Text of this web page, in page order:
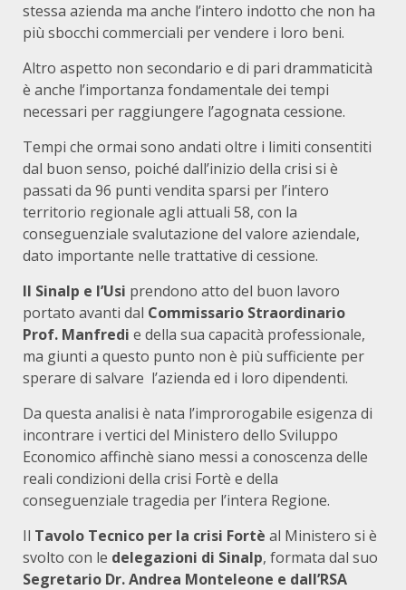
stessa azienda ma anche l’intero indotto che non ha
più sbocchi commerciali per vendere i loro beni.
Altro aspetto non secondario e di pari drammaticità
è anche l’importanza fondamentale dei tempi
necessari per raggiungere l’agognata cessione.
Tempi che ormai sono andati oltre i limiti consentiti
dal buon senso, poiché dall’inizio della crisi si è
passati da 96 punti vendita sparsi per l’intero
territorio regionale agli attuali 58, con la
conseguenziale svalutazione del valore aziendale,
dato importante nelle trattative di cessione.
Il Sinalp e l’Usi prendono atto del buon lavoro
portato avanti dal Commissario Straordinario
Prof. Manfredi e della sua capacità professionale,
ma giunti a questo punto non è più sufficiente per
sperare di salvare l’azienda ed i loro dipendenti.
Da questa analisi è nata l’improrogabile esigenza di
incontrare i vertici del Ministero dello Sviluppo
Economico affinchè siano messi a conoscenza delle
reali condizioni della crisi Fortè e della
conseguenziale tragedia per l’intera Regione.
Il Tavolo Tecnico per la crisi Fortè al Ministero si è
svolto con le delegazioni di Sinalp, formata dal suo
Segretario Dr. Andrea Monteleone e dall’RSA